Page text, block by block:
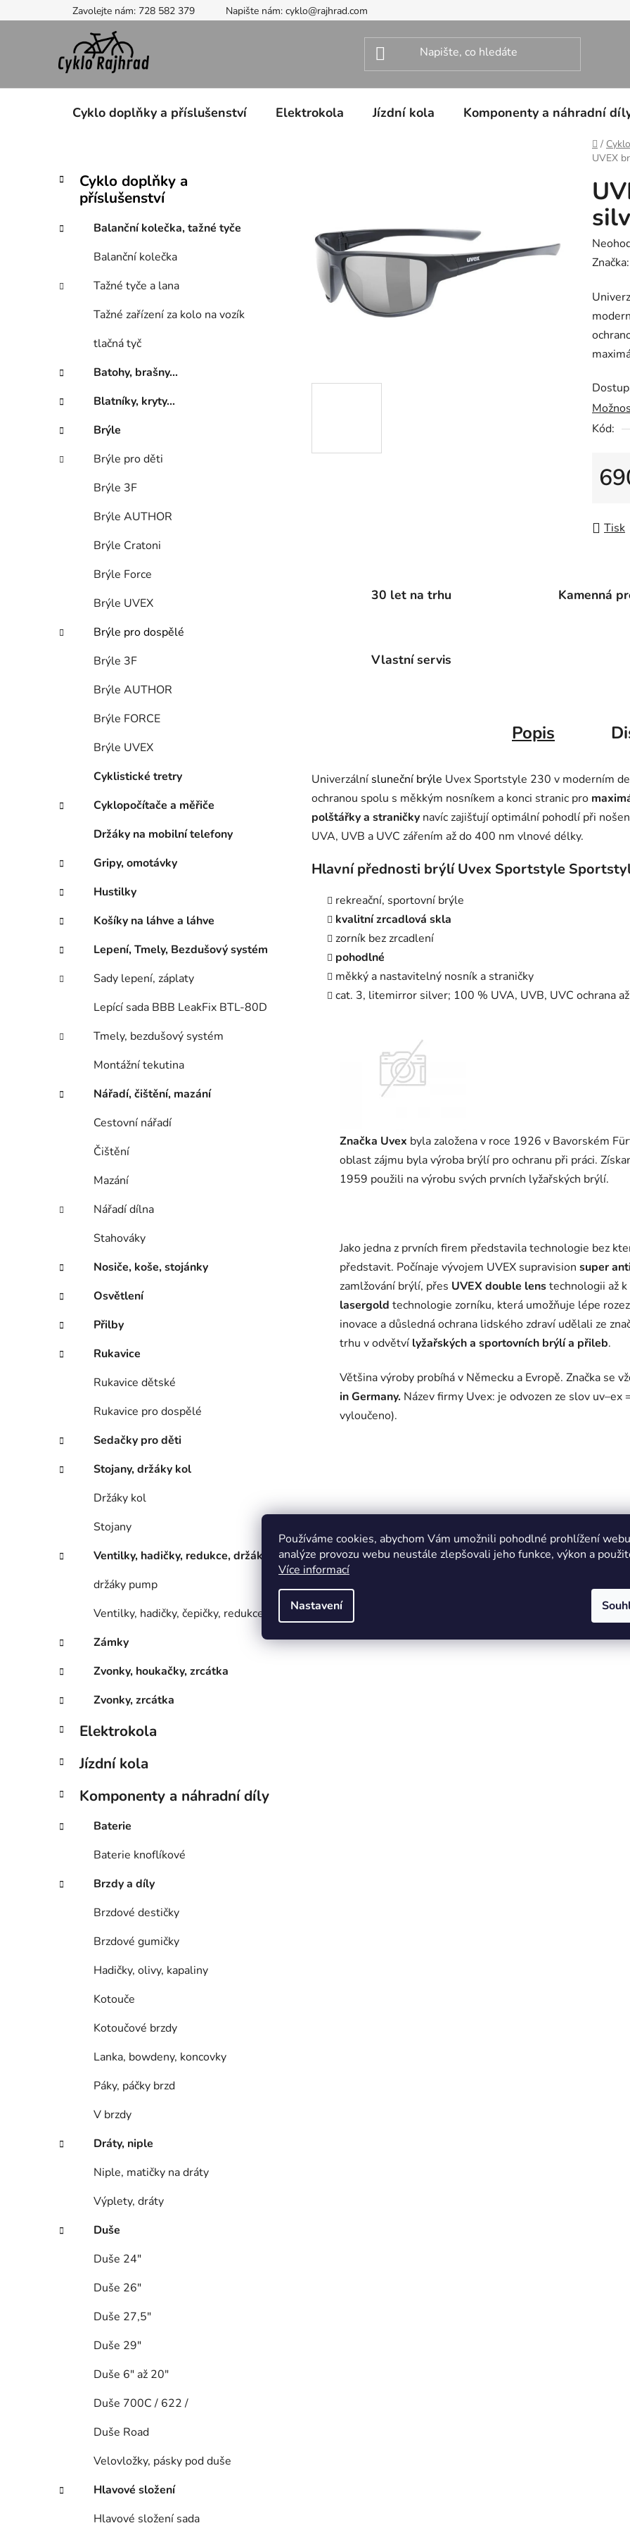
Používáme cookies, abychom Vám umožnili pohodlné prohlížení
analýze provozu webu neustále zlepšovali jeho funkce, výkon a
Více informací
Nastavení
na
Zavolejte nám: 728 582 379 Napište nám: cyklo@rajhrad.com
Cyklo doplňky a příslušenství Elektrokola Jízdní kola Komponenty a náhradní
Domů
/
UVEX
P
t
n
n
e
l
Přeskočit
kategorie
K
a
g
i
e
Cyklo doplňky a
příslušenství
Balanční kolečka, tažné tyče
Balanční kolečka
Tažné tyče a lana
Tažné zařízení za kolo na vozík
tlačná tyč
Batohy, brašny...
Blatníky, kryty...
Brýle
Brýle pro děti
Brýle 3F
Brýle AUTHOR
Brýle Cratoni
Brýle Force
Brýle UVEX
Brýle pro dospělé
Brýle 3F
Brýle AUTHOR
Brýle FORCE
Brýle UVEX
Cyklistické tretry
Cyklopočítače a měřiče
Držáky na mobilní telefony
Gripy, omotávky
Hustilky
Košíky na láhve a láhve
Lepení, Tmely, Bezdušový systém
Sady lepení, záplaty
Lepící sada BBB LeakFix BTL-80D
Tmely, bezdušový systém
Montážní tekutina
Nářadí, čištění, mazání
Cestovní nářadí
Čištění
Mazání
Nářadí dílna
Stahováky
Nosiče, koše, stojánky
Osvětlení
Přilby
Rukavice
Rukavice dětské
Rukavice pro dospělé
Sedačky pro děti
Stojany, držáky kol
Držáky kol
Stojany
Ventilky, hadičky, redukce, držáky
držáky pump
Ventilky, hadičky, čepičky, redukce
Zámky
Zvonky, houkačky, zrcátka
Zvonky, zrcátka
Elektrokola
Jízdní kola
Komponenty a náhradní díly
Baterie
Baterie knoflíkové
Brzdy a díly
Brzdové destičky
Brzdové gumičky
Hadičky, olivy, kapaliny
Kotouče
Kotoučové brzdy
Lanka, bowdeny, koncovky
Páky, páčky brzd
V brzdy
Dráty, niple
Niple, matičky na dráty
Výplety, dráty
Duše
Duše 24"
Duše 26"
Duše 27,5"
Duše 29"
Duše 6" až 20"
Duše 700C / 622 /
Duše Road
Velovložky, pásky pod duše
Hlavové složení
Hlavové složení sada
je
0,0
z
5
Značka:
Kód:
Tisk
30 let na trhu Kamenná
Vlastní servis
Popis
Univerzální sluneční brýle Uvex Sportstyle 230 v moderním
ochranou spolu s měkkým nosníkem a konci stranic pro
polštářky a straničky navíc zajišťují optimální pohodlí při
UVA, UVB a UVC zářením až do 400 nm vlnové délky.
Hlavní přednosti brýlí Uvex Sportstyle
rekreační, sportovní brýle
kvalitní zrcadlová skla
zorník bez zrcadlení
pohodlné
měkký a nastavitelný nosník a straničky
cat. 3, litemirror silver; 100 % UVA, UVB, UVC ochrana
Značka Uvex byla založena v roce 1926 v Bavorském
oblast zájmu byla výroba brýlí pro ochranu při práci.
1959 použili na výrobu svých prvních lyžařských brýlí.
Jako jedna z prvních firem představila technologie bez
představit. Počínaje vývojem UVEX supravision super
zamlžování brýlí, přes UVEX double lenstechnologii až
lasergold technologie zorníku, která umožňuje lépe
inovace a důsledná ochrana lidského zdraví udělali ze
trhu v odvětví lyžařských a sportovních brýlí a přileb.
Většina výroby probíhá v Německu a Evropě. Značka se
in Germany. Název firmy Uvex: je odvozen ze slov
vyloučeno).